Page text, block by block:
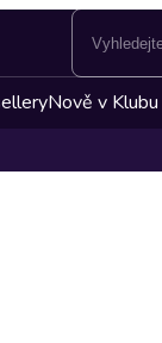
Nově v Klubu